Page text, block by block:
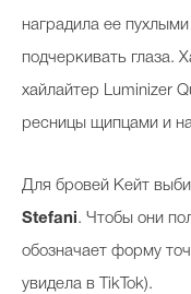
наградила ее
подчеркивать глаза.
хайлайтер Luminizer
ресницы щипцами и
Для бровей Кейт
Stefani. Чтобы они
обозначает форму
увидела в TikTok).